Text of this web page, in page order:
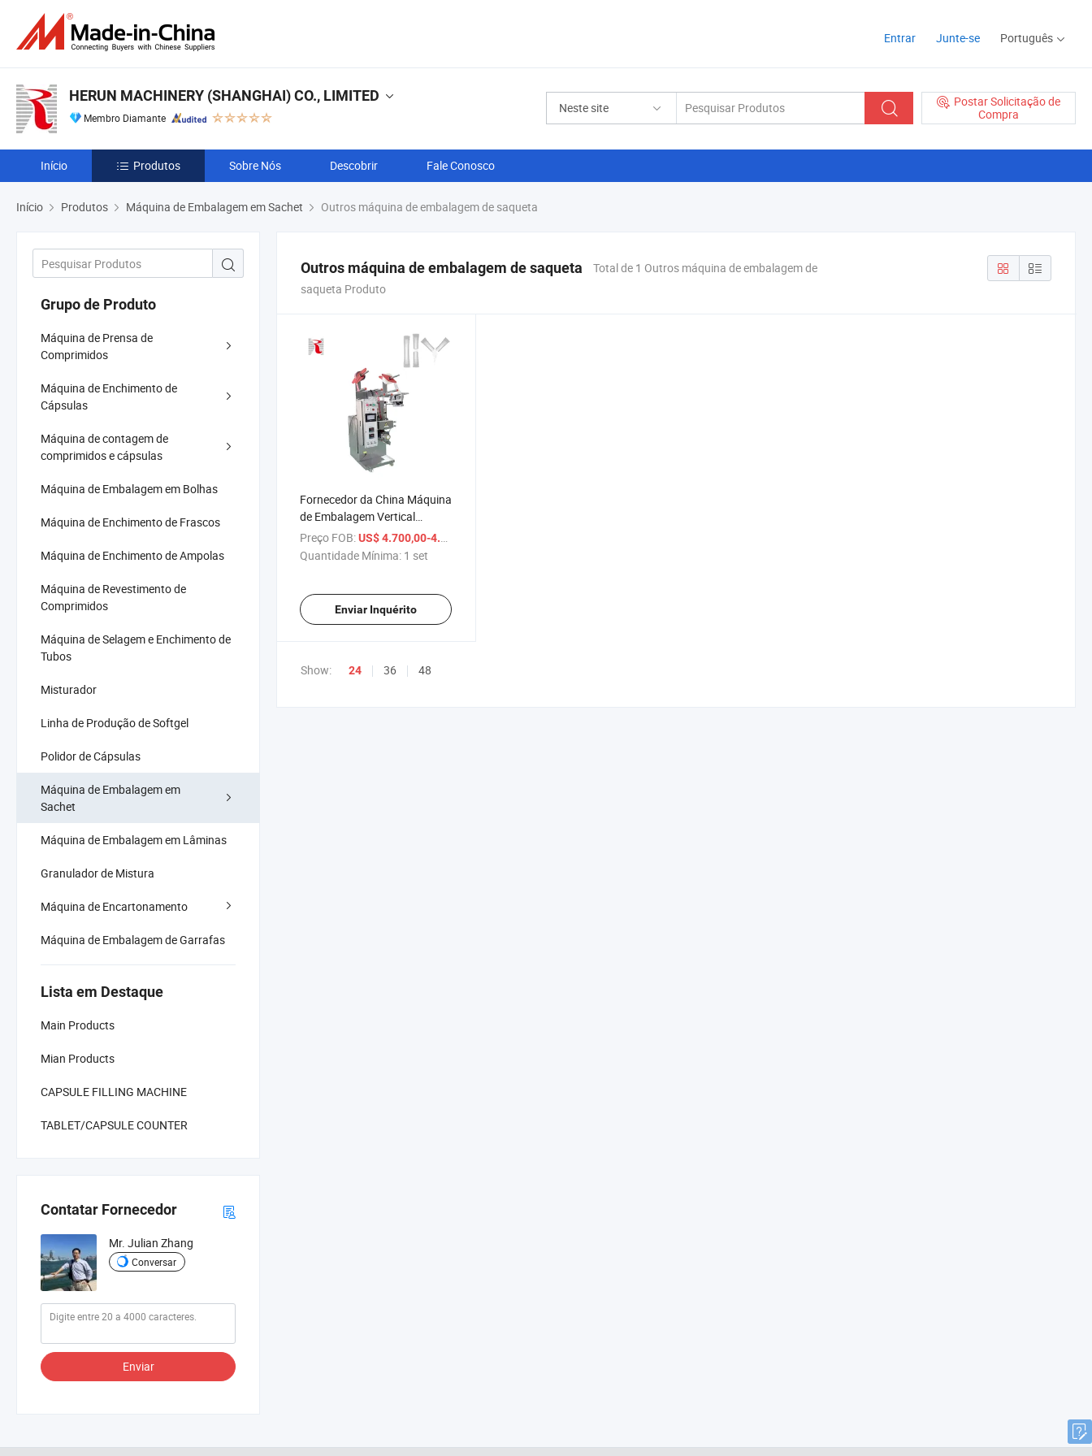
Entrar Junte-se Português
Neste site
Postar Solicitação de
Compra
HERUN MACHINERY (SHANGHAI) CO., LIMITED
Membro Diamante
Início Produtos Sobre Nós Descobrir Fale Conosco
Início Produtos Máquina de Embalagem em Sachet Outros máquina de embalagem de saqueta
Grupo de Produto
Máquina de Prensa de
Comprimidos
Máquina de Enchimento de
Cápsulas
Máquina de contagem de
comprimidos e cápsulas
Máquina de Embalagem em Bolhas
Máquina de Enchimento de Frascos
Máquina de Enchimento de Ampolas
Máquina de Revestimento de
Comprimidos
Máquina de Selagem e Enchimento de
Tubos
Misturador
Linha de Produção de Softgel
Polidor de Cápsulas
Máquina de Embalagem em
Sachet
Máquina de Embalagem em Lâminas
Granulador de Mistura
Máquina de Encartonamento
Máquina de Embalagem de Garrafas
Lista em Destaque
Main Products
Mian Products
CAPSULE FILLING MACHINE
TABLET/CAPSULE COUNTER
Contatar Fornecedor
Mr. Julian Zhang
Conversar
Enviar
Outros máquina de embalagem de saqueta
Total de 1 Outros máquina de embalagem de
saqueta Produto
Fornecedor da China Máquina
de Embalagem Vertical
Automática para Café, Suco,
Leite em Pó, Selagem e
Preço FOB:US$ 4.700,00-4.900,00
Quantidade Mínima: 1 set
Enviar Inquérito
Show: 24 36 48